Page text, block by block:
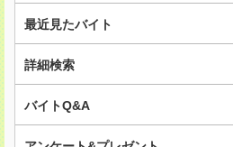
最近見たバイト
詳細検索
バイトQ&A